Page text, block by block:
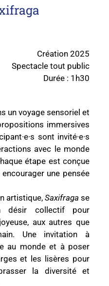
Création 2025
Spectacle tout public
Durée : 1h30
un voyage sensoriel et
immersives
sont invité·e·s
avec le monde
étape est conçue
une pensée
artistique, Saxifraga se
désir collectif pour
aux autres que
Une invitation à
au monde et à poser
et les lisères pour
la diversité et